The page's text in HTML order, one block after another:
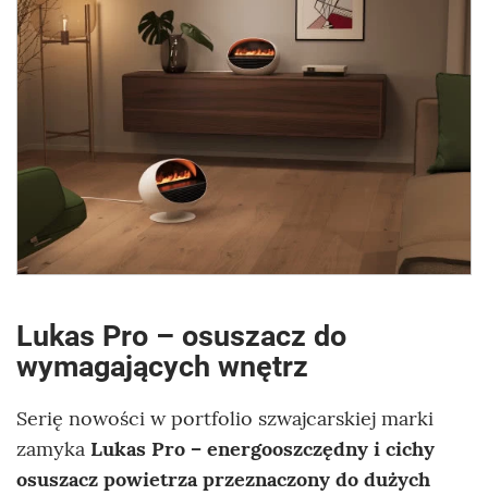
Lukas Pro – osuszacz do
wymagających wnętrz
Serię nowości w portfolio szwajcarskiej marki
zamyka Lukas Pro – energooszczędny i cichy
osuszacz powietrza przeznaczony do dużych